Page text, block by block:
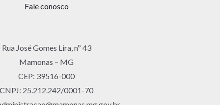
Fale conosco
Rua José Gomes Lira, nº 43
Mamonas – MG
CEP: 39516-000
CNPJ: 25.212.242/0001-70